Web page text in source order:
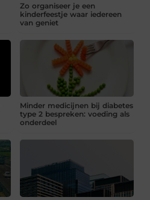
Zo organiseer je een
kinderfeestje waar iedereen
van geniet
Minder medicijnen bij diabetes
type 2 bespreken: voeding als
onderdeel